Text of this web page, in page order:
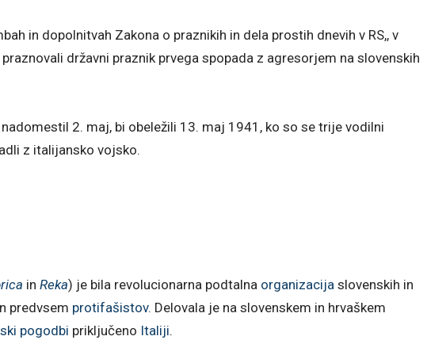
in dopolnitvah Zakona o praznikih in dela prostih dnevih v RS,, v
državni praznik prvega spopada z agresorjem na slovenskih
2. maj, bi obeležili 13. maj 1941, ko so se trije vodilni
z italijansko vojsko.
in Reka) je bila revolucionarna podtalna organizacija slovenskih in
predvsem protifašistov. Delovala je na slovenskem in hrvaškem
pogodbi priključeno Italiji.